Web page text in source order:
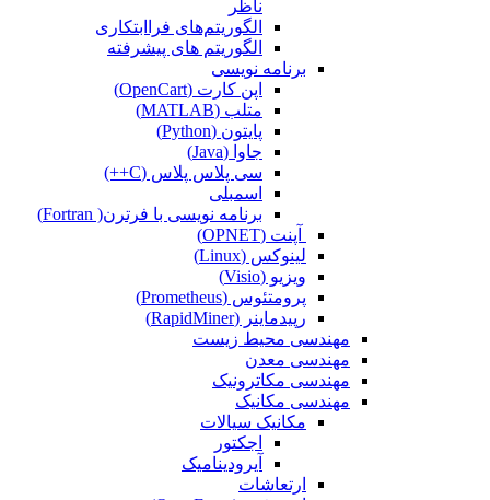
ناظر
الگوریتم‌های فراابتکاری
الگوریتم های پیشرفته
برنامه نویسی
اپن کارت (OpenCart)
متلب (MATLAB)
پایتون (Python)
جاوا (Java)
سی پلاس پلاس (C++)
اسمبلی
برنامه نویسی با فرترن( Fortran)
آپنت (OPNET)
لینوکس (Linux)
ویزیو (Visio)
پرومتئوس (Prometheus)
رپیدماینر (RapidMiner)
مهندسی محیط زیست
مهندسی معدن
مهندسی مکاترونیک
مهندسی مکانیک
مکانیک سیالات
اجکتور
آیرودینامیک
ارتعاشات